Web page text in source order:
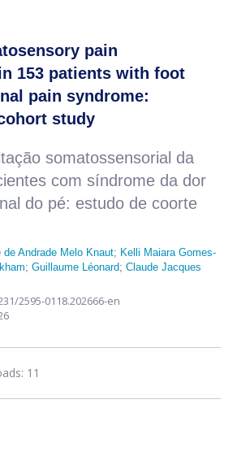
pain
153 patients with foot
pain syndrome:
study
somatossensorial da
com síndrome da dor
do pé: estudo de coorte
de Andrade Melo Knaut; Kelli Maiara Gomes-
; Guillaume Léonard; Claude Jacques
2595-0118.202666-en
11